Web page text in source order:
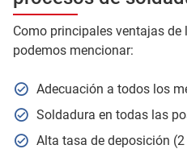
Como principales ventajas de
podemos mencionar:
Adecuación a todos los
Soldadura en todas las
Alta tasa de deposición